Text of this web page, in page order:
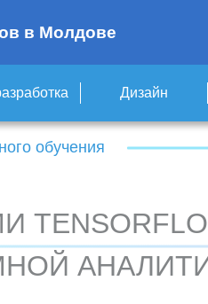
в Молдове
Дизайн
обучения